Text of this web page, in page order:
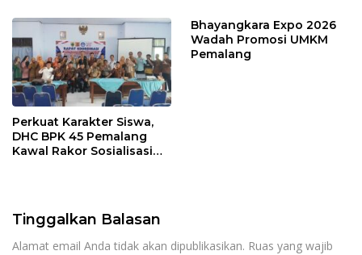
Perkuat Karakter Siswa,
DHC BPK 45 Pemalang
Kawal Rakor Sosialisasi
Bhayangkara Expo 2026
Wadah Promosi UMKM
Pemalang
Tinggalkan Balasan
Alamat email Anda tidak akan dipublikasikan. Ruas yang wajib